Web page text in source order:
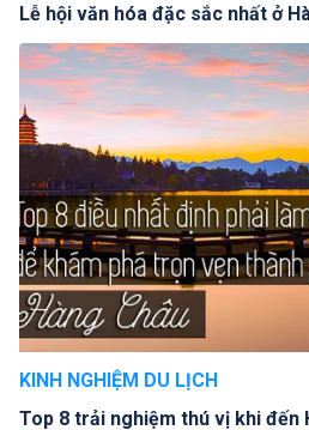
Lễ hội văn hóa đặc sắc nhất ở
KINH NGHIỆM DU LỊCH
Top 8 trải nghiệm thú vị khi đến